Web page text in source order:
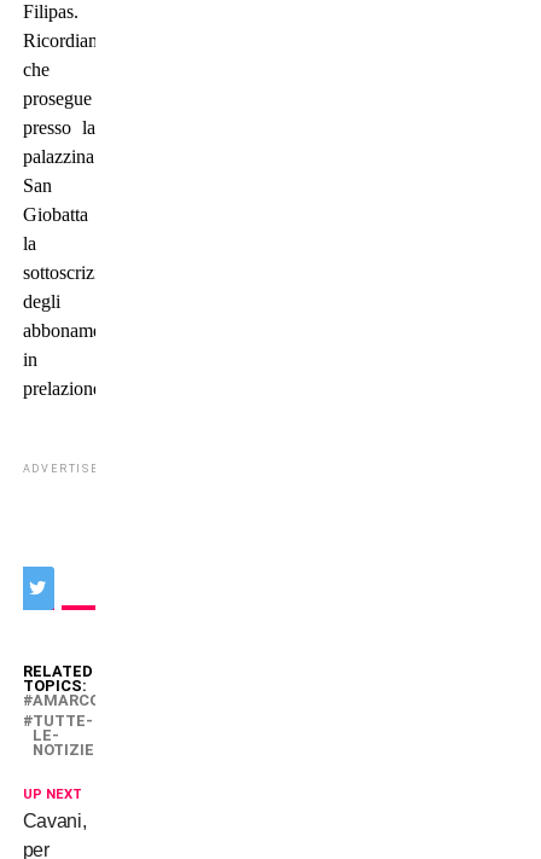
Filipas.
Ricordiamo
che
prosegue
presso la
palazzina
San
Giobatta
la
sottoscrizione
degli
abbonamenti
in
prelazione.
ADVERTISEMENT
RELATED
TOPICS:
AMARCORD
TUTTE-
LE-
NOTIZIE
UP NEXT
Cavani,
per